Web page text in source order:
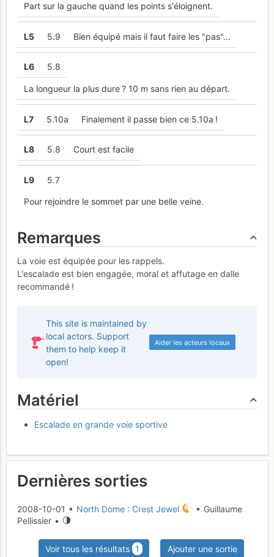
Part sur la gauche quand les points s'éloignent.
L5 5.9 Bien équipé mais il faut faire les "pas"...
L6 5.8
La longueur la plus dure ? 10 m sans rien au départ.
L7 5.10a Finalement il passe bien ce 5.10a !
L8 5.8 Court est facile
L9 5.7
Pour rejoindre le sommet par une belle veine.
Remarques
La voie est équipée pour les rappels.
L'escalade est bien engagée, moral et affutage en dalle
recommandé !
This site is maintained by
local actors. Support
them to help keep it
open!
Aider les acteurs locaux
Matériel
Escalade en grande voie sportive
Dernières sorties
2008-10-01 • North Dome : Crest Jewel
• Guillaume
Pellissier •
Voir tous les résultats 1 Ajouter une sortie